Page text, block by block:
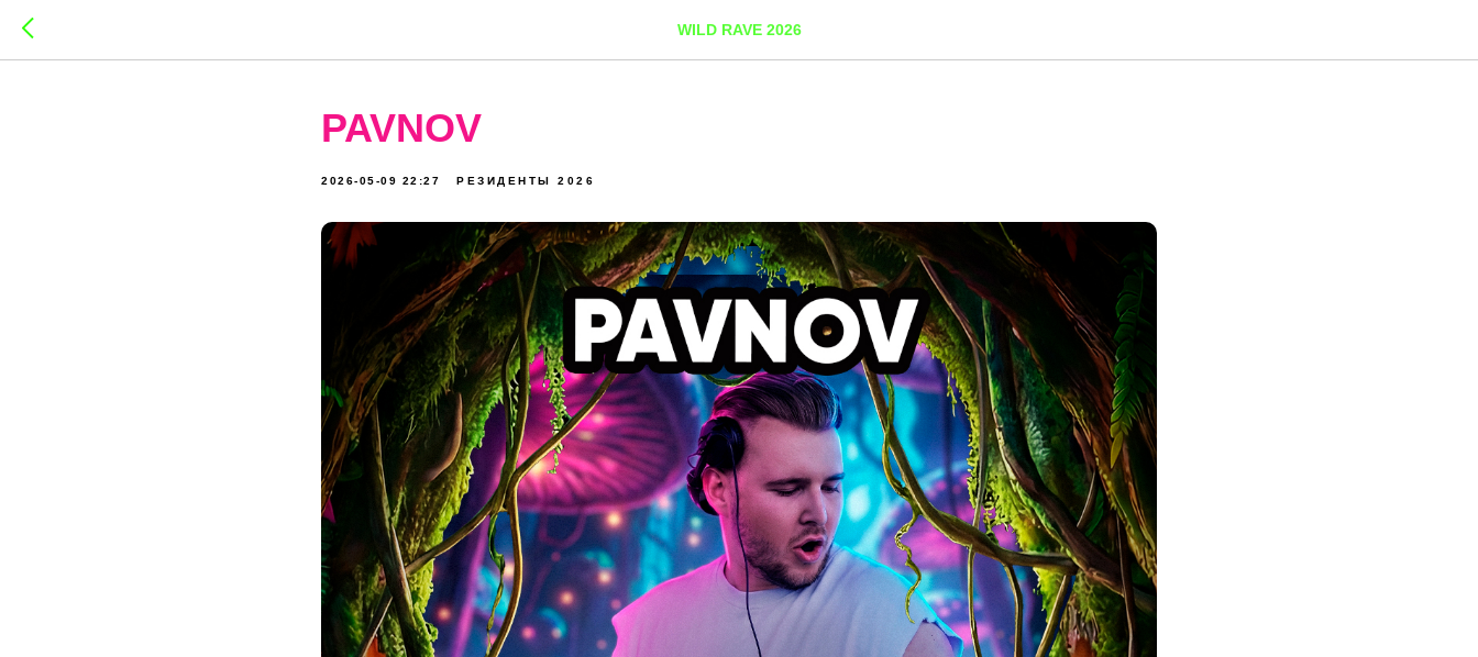
WILD RAVE 2026
PAVNOV
2026-05-09 22:27 РЕЗИДЕНТЫ 2026